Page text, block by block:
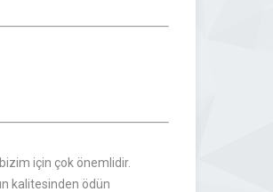
için çok önemlidir.
kalitesinden ödün